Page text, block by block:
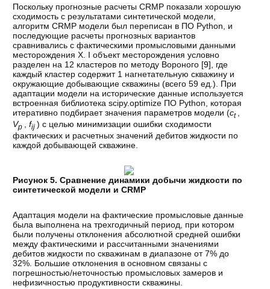
Поскольку прогнозные расчеты CRMP показали хорошую
сходимость с результатами синтетической модели,
алгоритм CRMP модели был переписан в ПО Python, и
последующие расчеты прогнозных вариантов
сравнивались с фактическими промысловыми данными
месторождения X. I объект месторождения условно
разделен на 12 кластеров по методу Вороного [9], где
каждый кластер содержит 1 нагнетательную скважину и
окружающие добывающие скважины (всего 59 ед.). При
адаптации модели на исторические данные используется
встроенная библиотека scipy.optimize ПО Python, которая
итеративно подбирает значения параметров модели (ct
Vp ,fij) с целью минимизации ошибки сходимости
фактических и расчетных значений дебитов жидкости по
каждой добывающей скважине.
Рисунок 5. Сравнение динамики добычи жидкости по
синтетической модели и CRMP
Адаптация модели на фактические промысловые данные
была выполнена на трехгодичный период, при котором
были получены отклонения абсолютной средней ошибки
между фактическими и рассчитанными значениями
дебитов жидкости по скважинам в диапазоне от 7% до
32%. Большие отклонения в основном связаны с
погрешностью/неточностью промысловых замеров и
нефизичностью продуктивности скважины.